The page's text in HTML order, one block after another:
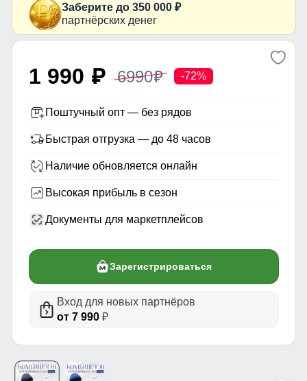
Заберите до 350 000 ₽
партнёрских денег
1 990 p 6990p -72%
Поштучный опт — без рядов
Быстрая отгрузка — до 48 часов
Наличие обновляется онлайн
Высокая прибыль в сезон
Документы для маркетплейсов
Зарегистрироваться
Вход для новых партнёров
от 7 990₽